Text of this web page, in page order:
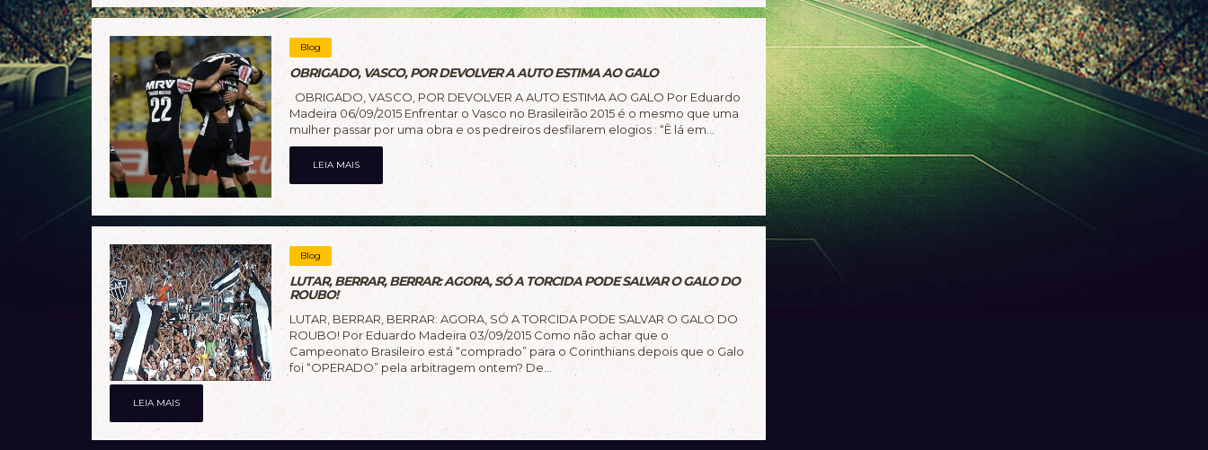
Blog
OBRIGADO, VASCO, POR DEVOLVER A AUTO ESTIMA AO GALO
OBRIGADO, VASCO, POR DEVOLVER A AUTO ESTIMA AO GALO Por Eduardo
Madeira 06/09/2015 Enfrentar o Vasco no Brasileirão 2015 é o mesmo que uma
mulher passar por uma obra e os pedreiros desfilarem elogios : “Ê lá em...
LEIA MAIS
Blog
LUTAR, BERRAR, BERRAR: AGORA, SÓ A TORCIDA PODE SALVAR O GALO DO
ROUBO!
LUTAR, BERRAR, BERRAR: AGORA, SÓ A TORCIDA PODE SALVAR O GALO DO
ROUBO! Por Eduardo Madeira 03/09/2015 Como não achar que o
Campeonato Brasileiro está “comprado” para o Corinthians depois que o Galo
foi “OPERADO” pela arbitragem ontem? De...
LEIA MAIS